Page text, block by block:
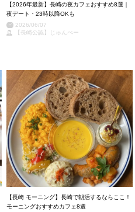
【2026年最新】長崎の夜カフェおすすめ8選｜
夜デート・23時以降OKも
2026/06/07
【長崎公認】じゅんぺー
【長崎 モーニング】長崎で朝活するならここ！
モーニングおすすめカフェ8選